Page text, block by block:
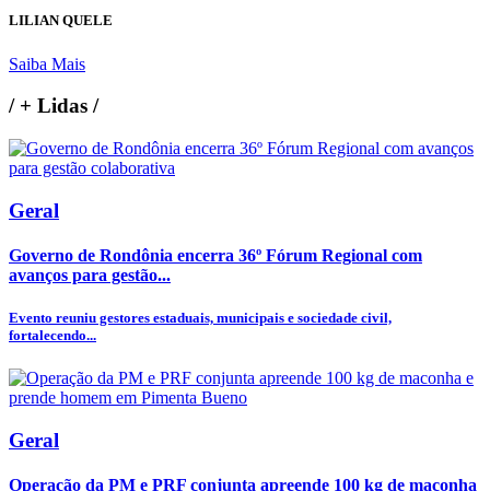
LILIAN QUELE
Saiba Mais
/+ Lidas /
Geral
Governo de Rondônia encerra 36º Fórum Regional com
avanços para gestão...
Evento reuniu gestores estaduais, municipais e sociedade civil,
fortalecendo...
Geral
Operação da PM e PRF conjunta apreende 100 kg de maconha